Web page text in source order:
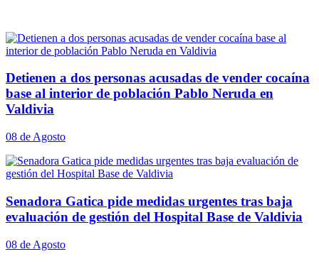
Detienen a dos personas acusadas de vender cocaína
base al interior de población Pablo Neruda en
Valdivia
08 de Agosto
Senadora Gatica pide medidas urgentes tras baja
evaluación de gestión del Hospital Base de Valdivia
08 de Agosto